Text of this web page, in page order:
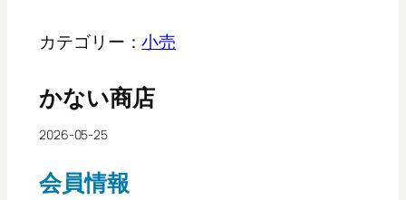
カテゴリー：小売
かない商店
2026-05-25
会員情報